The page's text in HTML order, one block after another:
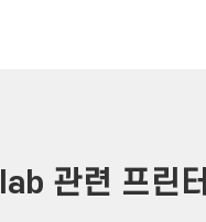
관련 프린터